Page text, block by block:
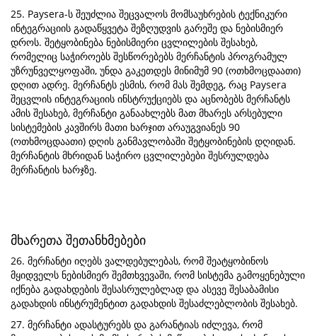
25. Paysera-ს შეუძლია შეცვალოს მომსაუხრების ტექნიკური
ინტეგრაციის გადაწყვეტა შეზღუდვის გარეშე და ნებისმიერ
დროს. შეტყობინება ნებისმიერი ცვლილების შესახებ,
რომელიც საჭიროებს შესწორებებს მერჩანტის პროგრამულ
უზრუნველყოფაში, უნდა გაკეთდეს მინიმუმ 90 (ოთხმოცდაათი)
დღით ადრე. მერჩანტს ესმის, რომ მას შემდეგ, რაც Paysera
შეცვლის ინტეგრაციის ინსტრუქციებს და აცნობებს მერჩანტს
ამის შესახებ, მერჩანტი განაახლებს მათ მხარეს არსებული
სისტემების კავშირს მათი ხარჯით არაუგვიანეს 90
(ოთხმოცდაათი) დღის განმავლობაში შეტყობინების დღიდან.
მერჩანტის მხრიდან საჭირო ცვლილებები შესრულდება
მერჩანტის ხარჯზე.
მხარეთა შეთანხმებები
26. მერჩანტი იღებს ვალდებულებას, რომ შეატყობინოს
მყიდველს ნებისმიერ შემთხვევაში, რომ სისტემა გამოყენებული
იქნება გადახდების შესასრულებლად და ასევე შესაბამისი
გადახდის ინსტრუმენტით გადახდის შესაძლებლობის შესახებ.
27. მერჩანტი ადასტურებს და გარანტიას იძლევა, რომ